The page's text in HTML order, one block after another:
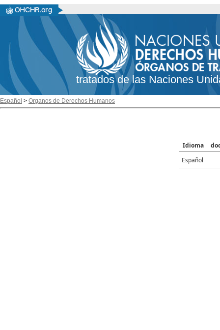
tratados de las Naciones
Español > Organos de Derechos Humanos
Idioma
Español